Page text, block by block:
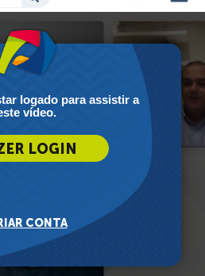
logado para assistir a
vídeo.